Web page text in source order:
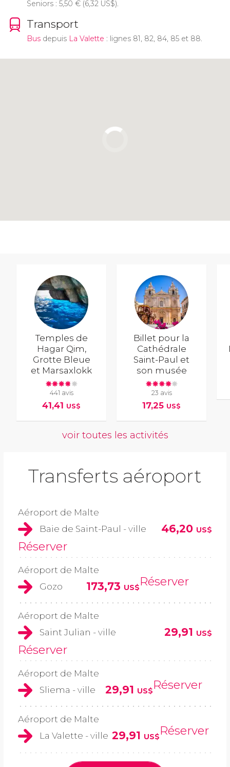
Seniors : 5,50 €(6,32 US$).
Transport
Bus depuis La Valette : lignes 81, 82, 84, 85 et 88.
Temples de
Hagar Qim,
Grotte Bleue
et Marsaxlokk
441 avis
41,41 US$
Billet pour la
Cathédrale
Saint-Paul et
son musée
23 avis
17,25 US$
voir toutes les activités
Transferts aéroport
Aéroport de Malte
Baie de Saint-Paul - ville
46,20 US$
Réserver
Aéroport de Malte
Gozo
173,73 US$Réserver
Aéroport de Malte
Saint Julian - ville
29,91 US$
Réserver
Aéroport de Malte
Sliema - ville
29,91 US$Réserver
Aéroport de Malte
La Valette - ville 29,91 US$Réserver